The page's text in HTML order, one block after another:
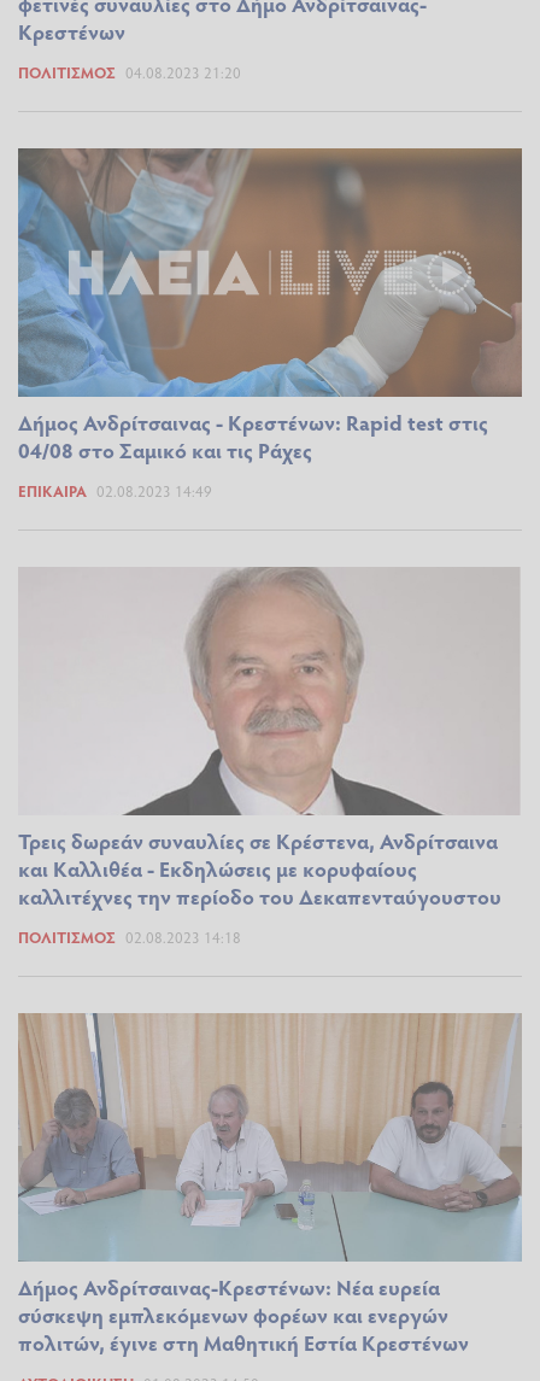
Κρεστένων
ΠΟΛΙΤΙΣΜΌΣ 04.08.2023 21:20
Δήμος Ανδρίτσαινας - Κρεστένων: Rapid test στις
04/08 στο Σαμικό και τις Ράχες
ΕΠΊΚΑΙΡΑ 02.08.2023 14:49
Τρεις δωρεάν συναυλίες σε Κρέστενα, Ανδρίτσαινα
και Καλλιθέα - Εκδηλώσεις με κορυφαίους
καλλιτέχνες την περίοδο του Δεκαπενταύγουστου
ΠΟΛΙΤΙΣΜΌΣ 02.08.2023 14:18
Δήμος Ανδρίτσαινας-Κρεστένων: Νέα ευρεία
σύσκεψη εμπλεκόμενων φορέων και ενεργών
πολιτών, έγινε στη Μαθητική Εστία Κρεστένων